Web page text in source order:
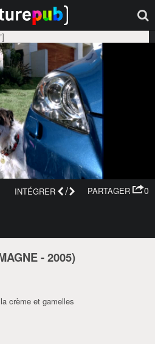
PARTAGER 0
INTÉGRER /
-2005)
crème et gamelles